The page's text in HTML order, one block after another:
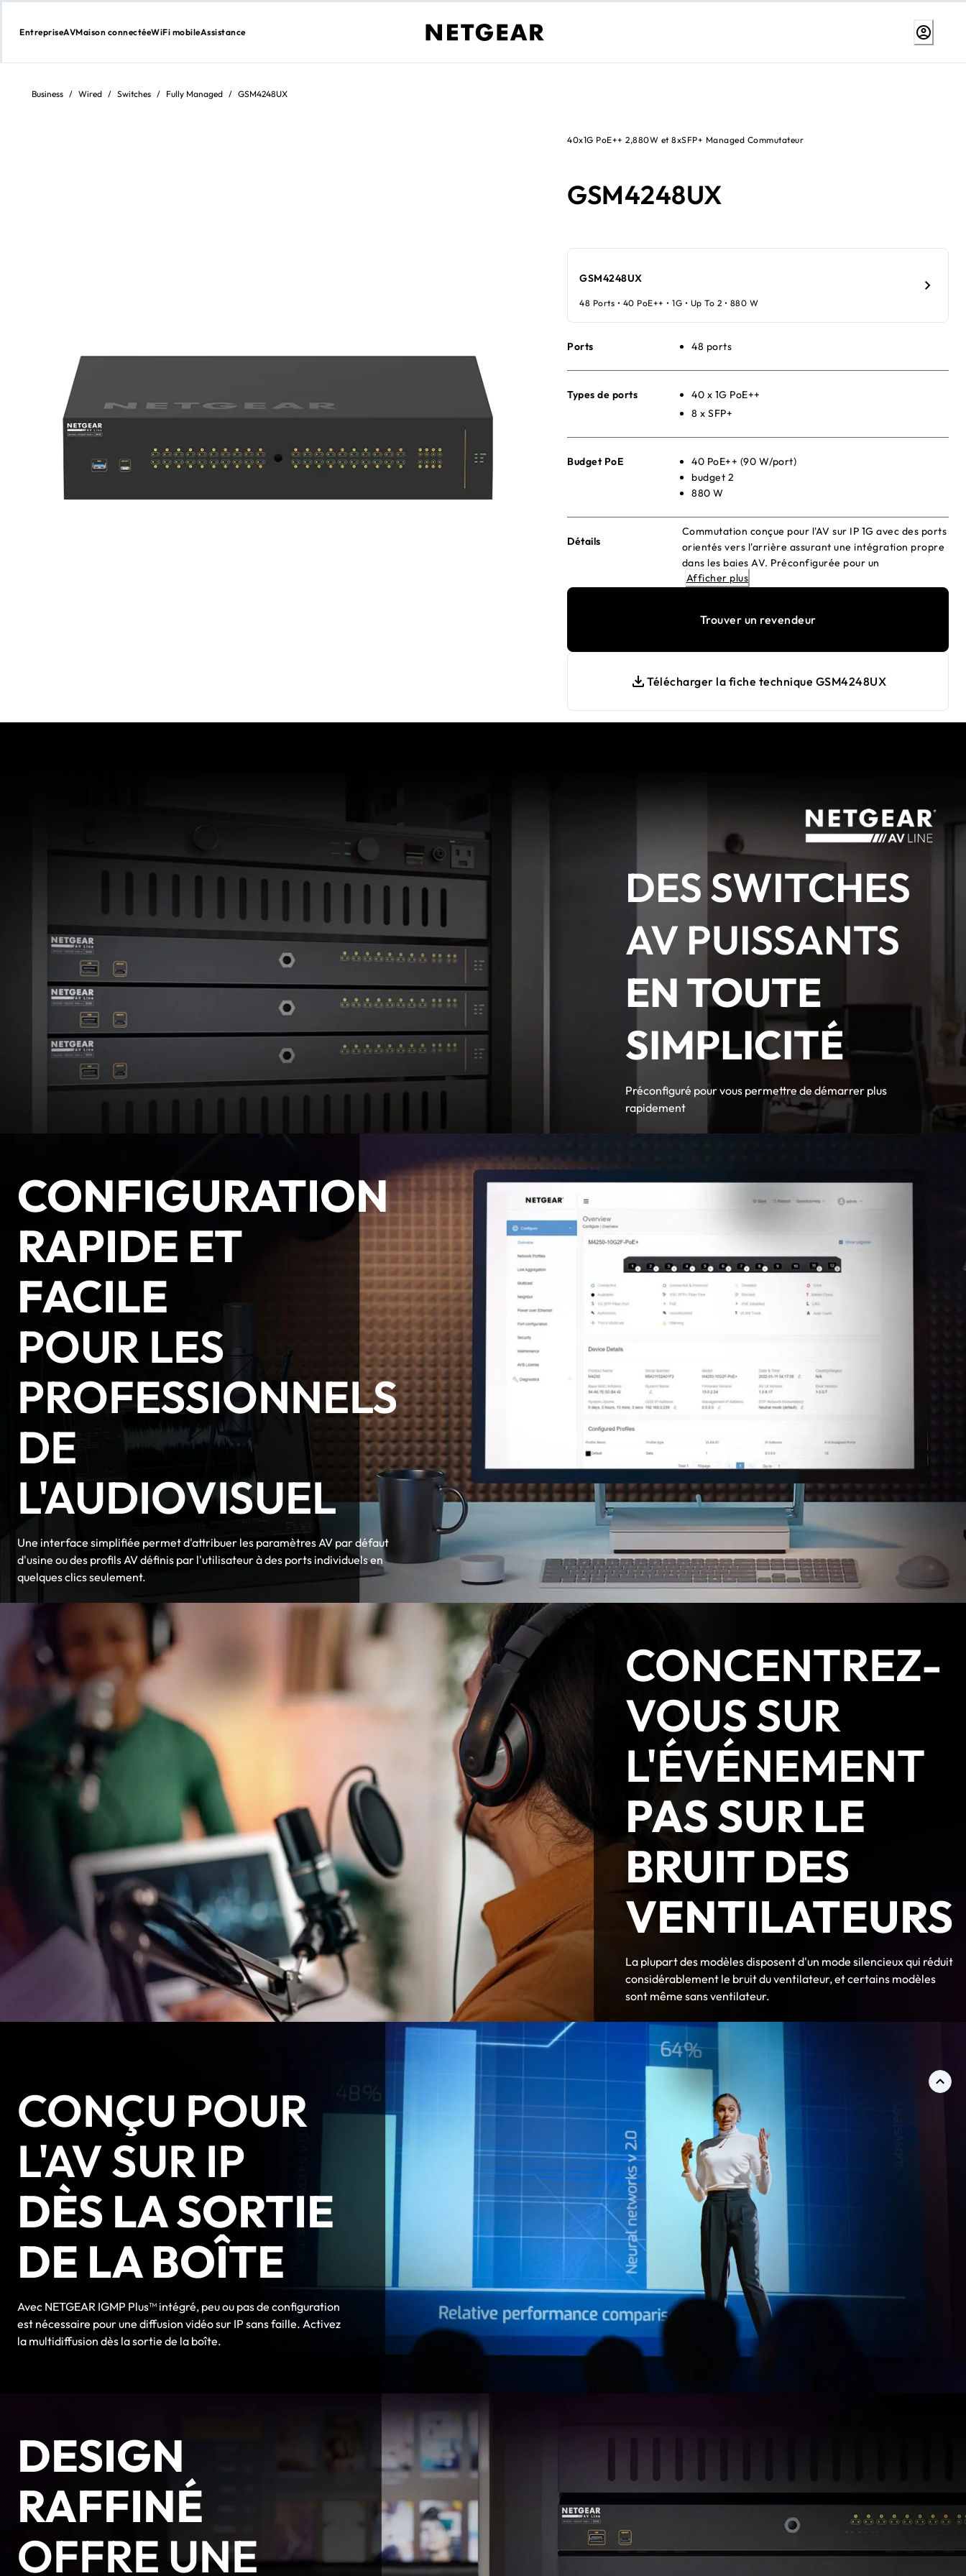
Aller
contenu
EntrepriseAVMaison connectéeWiFi mobileAssistance
Business / Wired / Switches / Fully Managed / GSM4248UX
40x1G PoE++ 2,880W et 8xSFP+ Managed Commutateur
GSM4248UX
GSM4248UX
48 Ports • 40 PoE++ • 1G • Up To 2 • 880 W
Ports 48 ports
Types de ports
40 x 1G PoE++
8 x SFP+
Budget PoE
40 PoE++ (90 W/port)
budget 2
880 W
Détails
Commutation conçue pour l'AV sur IP 1G avec des ports
orientés vers l'arrière assurant une intégration propre
dans les baies AV. Préconfigurée pour un
fonctionnement prêt à l'emploi!
Afficher plus
Trouver un revendeur
Télécharger la fiche technique GSM4248UX
DES SWITCHES
AV PUISSANTS
EN TOUTE
SIMPLICITÉ
Préconfiguré pour vous permettre de démarrer plus
rapidement
CONFIGURATION
RAPIDE ET
FACILE
POUR LES
PROFESSIONNELS
DE
L'AUDIOVISUEL
Une interface simplifiée permet d'attribuer les paramètres AV par défaut
d'usine ou des profils AV définis par l'utilisateur à des ports individuels en
quelques clics seulement.
CONCENTREZ-
VOUS SUR
L'ÉVÉNEMENT
PAS SUR LE
BRUIT DES
VENTILATEURS
La plupart des modèles disposent d'un mode silencieux qui réduit
considérablement le bruit du ventilateur, et certains modèles
sont même sans ventilateur.
CONÇU POUR
L'AV SUR IP
DÈS LA SORTIE
DE LA BOÎTE
Avec NETGEAR IGMP Plus™ intégré, peu ou pas de configuration
est nécessaire pour une diffusion vidéo sur IP sans faille. Activez
la multidiffusion dès la sortie de la boîte.
DESIGN
RAFFINÉ
OFFRE UNE